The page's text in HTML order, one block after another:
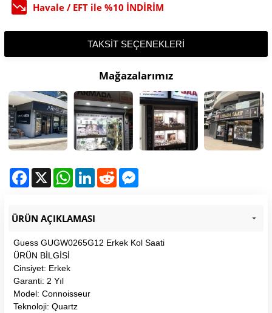
Havale / EFT ile %10 İNDİRİM
TAKSIT SEÇENEKLERI
Mağazalarımız
Facebook
X WhatsAppLinkedInReddit
ÜRÜN AÇIKLAMASI
Guess GUGW0265G12 Erkek Kol Saati
ÜRÜN BİLGİSİ
Cinsiyet: Erkek
Garanti: 2 Yıl
Model: Connoisseur
Teknoloji: Quartz